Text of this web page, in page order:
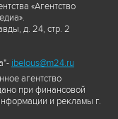
«Агентство
д. 24, стр. 2
ibelous@m24.ru
агентство
при финансовой
и рекламы г.